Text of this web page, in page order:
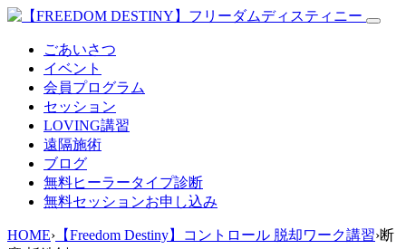
ごあいさつ
イベント
会員プログラム
セッション
LOVING講習
遠隔施術
ブログ
無料ヒーラータイプ診断
無料セッションお申し込み
HOME› 【Freedom Destiny】コントロール 脱却ワーク講習›断